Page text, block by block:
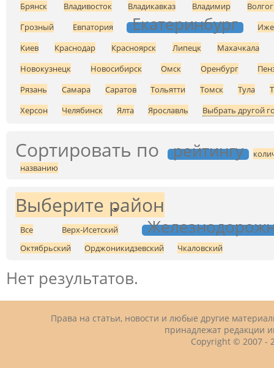
Брянск
Владивосток Владикавказ Владимир
Грозный
Евпатория Екатеринбург
Киев
Краснодар Красноярск Липецк
Махачкала
Новокузнецк
Новосибирск Омск Оренбург
Рязань
Самара Саратов Тольятти Томск Тула
Херсон
Челябинск Ялта Ярославль Выбрать другой
Сортировать по рейтингу
названию
Выберите район
Все Верх-Исетский
Октябрьский Орджоникидзевский Чкаловский
Нет результатов.
Права на статьи, новости и любые другие
принадлежат редакции
Copyright © 2007 -